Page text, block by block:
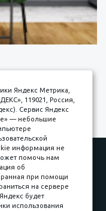
Оплата
Гарантии
Контакты
Яндекс Метрика,
119021, Россия,
Сервис Яндекс
— небольшие
информация не
помочь нам
об
при помощи
на сервере
будет
использования